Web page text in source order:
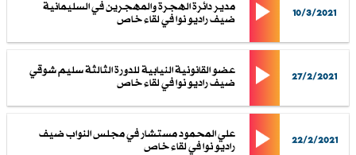
10/3/2021
مدير دائرة الهجرة والمهجرين في السليمانية
ضيف راديو نوا في لقاء خاص
27/2/2021
عضو القانونية النيابية للدورة الثالثة سليم شوقي
ضيف راديو نوا في لقاء خاص
22/2/2021
علي المحمود مستشار في مجلس النواب ضيف
راديو نوا في لقاء خاص